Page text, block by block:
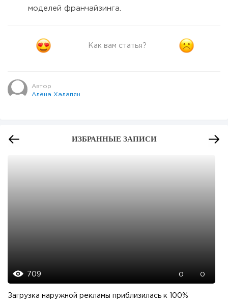
моделей франчайзинга.
Как вам статья?
Автор
Алёна Халапян
ИЗБРАННЫЕ ЗАПИСИ
709 0 0
Загрузка наружной рекламы приблизилась к 100%